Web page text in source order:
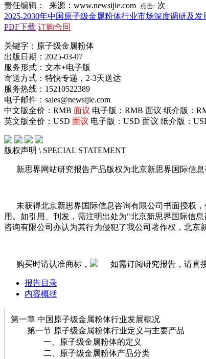
责任编辑： 来源：www.newsijie.com 点击: 次
2025-2030年中国原子级金属粉体行业市场深度调研及
PDF下载 订购合同
关键字：原子级金属粉体
出版日期：2025-03-07
服务形式：文本+电子版
寄送方式：特快专递，2-3天送达
服务热线：15210522389
电子邮件：sales@newsijie.com
中文版全价：RMB 面议 电子版：RMB 面议 纸介版：
英文版全价：USD 面议 电子版：USD 面议 纸介版：
版权声明 \ SPECIAL STATEMENT
新思界网站研究报告产品版权为北京新思界国际信
未获得北京新思界国际信息咨询有限公司书面授权
用。如引用、刊发，需注明出处为"北京新思界国际信
咨询有限公司亦认为其行为侵犯了我公司著作权，北京
购买时请认准商标， 如需订阅研究报告，请直
报告目录
内容概括
第一章 中国原子级金属粉体行业发展概况
第一节 原子级金属粉体行业定义与主要产品
一、原子级金属粉体的定义
二、原子级金属粉体产品分类